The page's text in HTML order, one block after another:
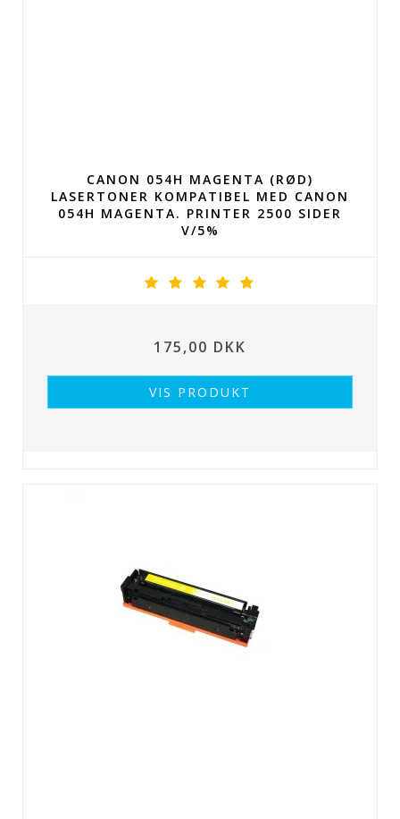
CANON 054H MAGENTA (RØD)
LASERTONER KOMPATIBEL MED CANON
054H MAGENTA. PRINTER 2500 SIDER
V/5%
175,00 DKK
VIS PRODUKT